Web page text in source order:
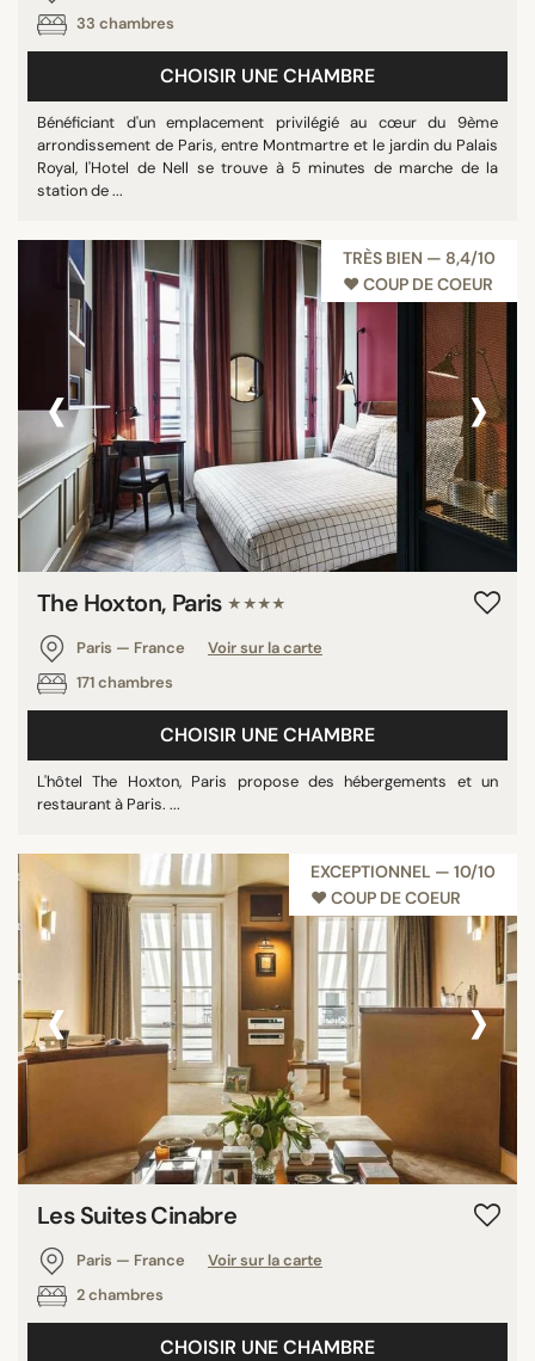
33 chambres
CHOISIR UNE CHAMBRE
Bénéficiant d'un emplacement privilégié au cœur du 9ème
arrondissement de Paris, entre Montmartre et le jardin du Palais
Royal, l'Hotel de Nell se trouve à 5 minutes de marche de la
station de ...
TRÈS BIEN — 8,4/10
♥︎ COUP DE COEUR
‹ ›
The Hoxton, Paris ★★★★
Paris — France
Voir sur la carte
171 chambres
CHOISIR UNE CHAMBRE
L'hôtel The Hoxton, Paris propose des hébergements et un
restaurant à Paris. ...
EXCEPTIONNEL — 10/10
♥︎ COUP DE COEUR
‹ ›
Les Suites Cinabre
Paris — France
Voir sur la carte
2 chambres
CHOISIR UNE CHAMBRE